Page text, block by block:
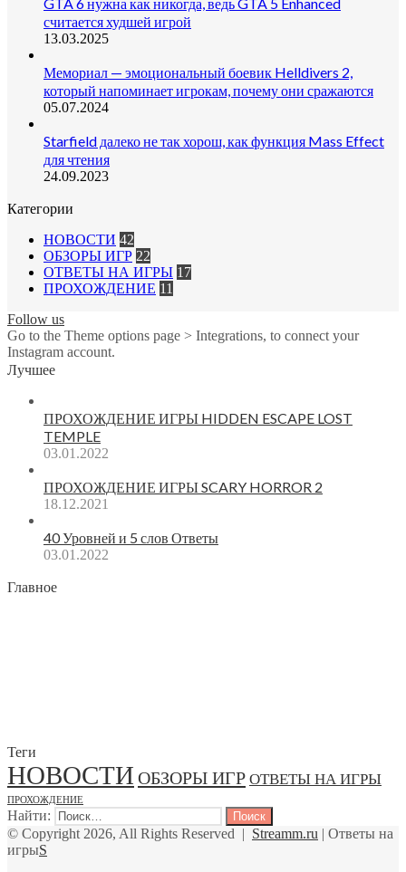
считается худшей игрой
13.03.2025
Мемориал — эмоциональный боевик Helldivers 2,
который напоминает игрокам, почему они сражаются
05.07.2024
Starfield далеко не так хорош, как функция Mass Effect
для чтения
24.09.2023
Категории
НОВОСТИ 42
ОБЗОРЫ ИГР 22
ОТВЕТЫ НА ИГРЫ 17
ПРОХОЖДЕНИЕ 11
Follow us
Go to the Theme options page > Integrations, to connect your
Instagram account.
Лучшее
ПРОХОЖДЕНИЕ ИГРЫ HIDDEN ESCAPE LOST
TEMPLE
03.01.2022
ПРОХОЖДЕНИЕ ИГРЫ SCARY HORROR 2
18.12.2021
40 Уровней и 5 слов Ответы
03.01.2022
Главное
Теги
НОВОСТИ ОБЗОРЫ ИГР ОТВЕТЫ НА ИГРЫ
ПРОХОЖДЕНИЕ
Найти:
© Copyright 2026, All Rights Reserved | Streamm.ru | Ответы на
игрыS